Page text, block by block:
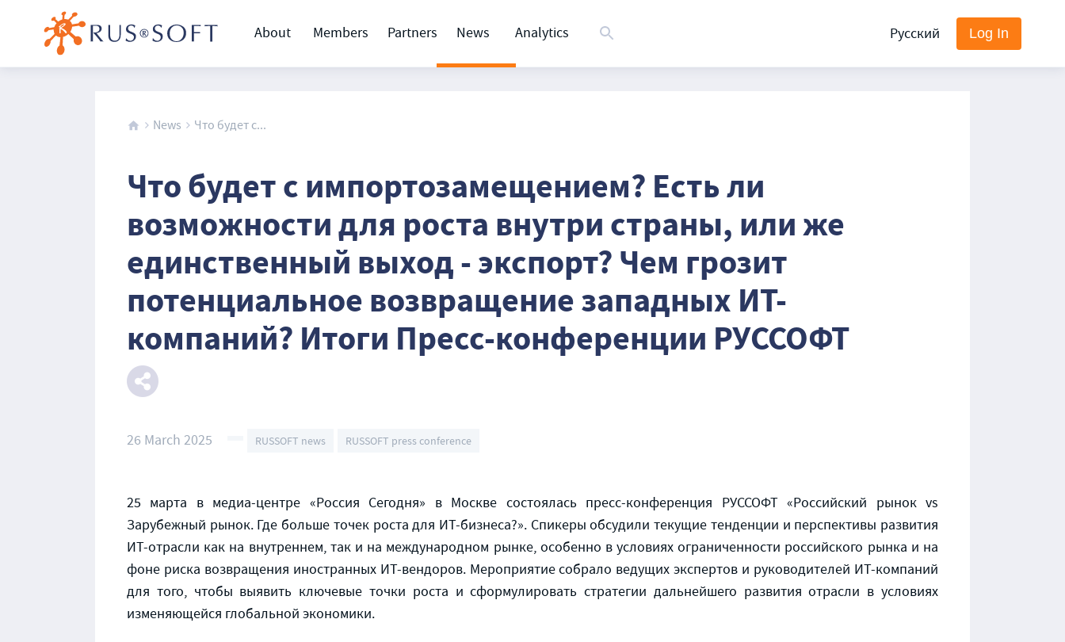
About Members Partners News Analytics Русский Log In
News Что будет с...
Что будет с импортозамещением? Есть ли
возможности для роста внутри страны, или же
единственный выход - экспорт? Чем грозит
потенциальное возвращение западных ИТ-
компаний? Итоги Пресс-конференции РУССОФТ
26 March 2025 RUSSOFT news RUSSOFT press conference
25 марта в медиа-центре «Россия Сегодня» в Москве состоялась пресс-конференция РУССОФТ «Российский рынок vs
Зарубежный рынок. Где больше точек роста для ИТ-бизнеса?». Спикеры обсудили текущие тенденции и перспективы развития
ИТ-отрасли как на внутреннем, так и на международном рынке, особенно в условиях ограниченности российского рынка и на
фоне риска возвращения иностранных ИТ-вендоров. Мероприятие собрало ведущих экспертов и руководителей ИТ-компаний
для того, чтобы выявить ключевые точки роста и сформулировать стратегии дальнейшего развития отрасли в условиях
изменяющейся глобальной экономики.